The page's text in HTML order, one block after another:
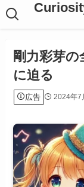
剛力彩芽
に迫る
広告 2024年7